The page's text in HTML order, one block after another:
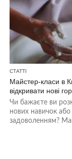
СТАТТІ
Майстер-класи в
відкривати нові
Чи бажаєте ви
нових навичок
задоволенням?